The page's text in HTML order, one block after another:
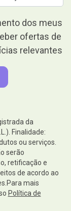
dos meus
ofertas de
relevantes
da
Finalidade:
ou serviços.
serão
retificação e
de acordo ao
mais
Política de